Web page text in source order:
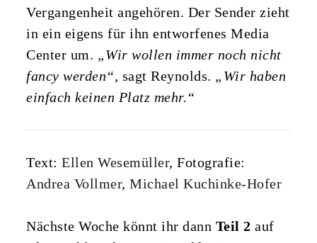
Vergangenheit angehören. Der Sender zieht
in ein eigens für ihn entworfenes Media
Center um. „Wir wollen immer noch nicht
fancy werden“, sagt Reynolds. „Wir haben
einfach keinen Platz mehr.“
Text:Ellen Wesemüller, Fotografie:
Andrea Vollmer,Michael Kuchinke-Hofer
Nächste Woche könnt ihr dann Teil 2 auf